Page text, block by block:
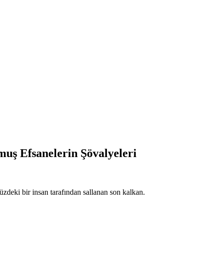
Efsanelerin Şövalyeleri
bir insan tarafından sallanan son kalkan.